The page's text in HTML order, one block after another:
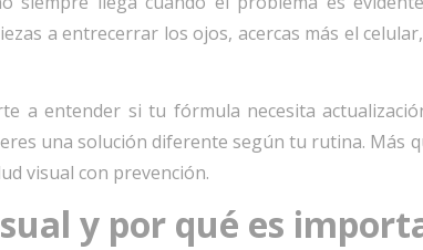
a entrecerrar los ojos, acercas más el
a entender si tu fórmula necesita
una solución diferente según tu rutina. Más
visual con prevención.
y por qué es